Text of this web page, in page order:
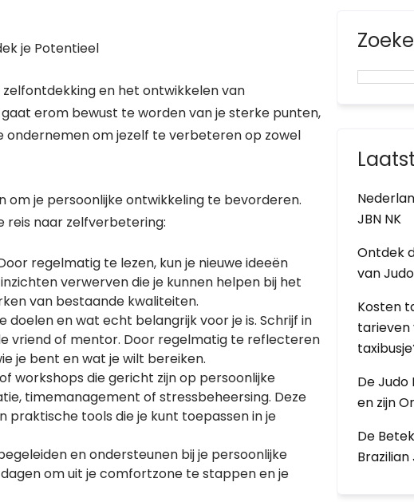
je Potentieel
en het ontwikkelen van
erom bewust te worden van je sterke punten,
om jezelf te verbeteren op zowel
om je persoonlijke ontwikkeling te bevorderen.
reis naar zelfverbetering:
regelmatig te lezen, kun je nieuwe ideeën
verwerven die je kunnen helpen bij het
van bestaande kwaliteiten.
doelen en wat echt belangrijk voor je is. Schrijf in
vriend of mentor. Door regelmatig te reflecteren
je bent en wat je wilt bereiken.
workshops die gericht zijn op persoonlijke
timemanagement of stressbeheersing. Deze
tools die je kunt toepassen in je
en ondersteunen bij je persoonlijke
om uit je comfortzone te stappen en je
JBN NK
Ontdek
van
Kosten
tarieven
De Judo
en zijn
De